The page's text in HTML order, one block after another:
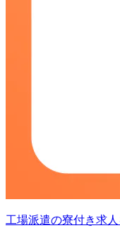
工場派遣の寮付き求